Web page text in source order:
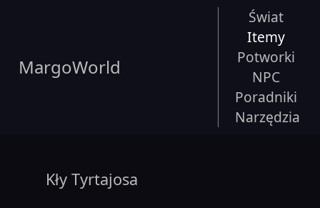
MargoWorld
Świat
Itemy
Potworki
NPC
Poradniki
Narzędzia
Kły Tyrtajosa